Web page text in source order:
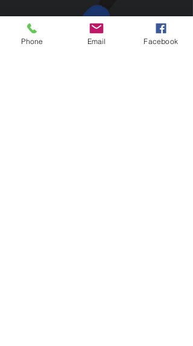
Phone Email Facebook